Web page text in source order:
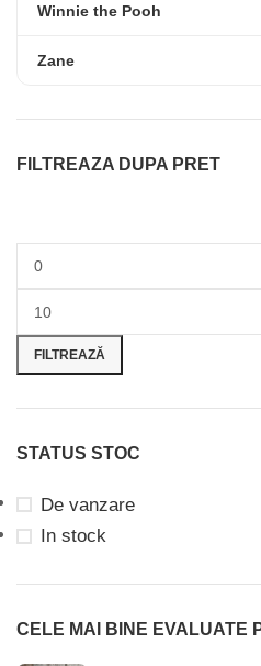
Winnie the Pooh
Zane
FILTREAZA DUPA PRET
FILTREAZĂ
STATUS STOC
De vanzare
In stock
CELE MAI BINE EVALUATE